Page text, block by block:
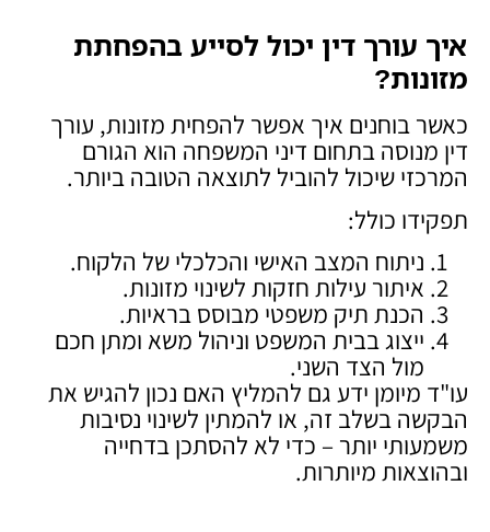
איך עורך דין יכול לסייע בהפחתת
מזונות?
כאשר בוחנים איך אפשר להפחית מזונות, עורך
דין מנוסה בתחום דיני המשפחה הוא הגורם
המרכזי שיכול להוביל לתוצאה הטובה ביותר.
תפקידו כולל:
ניתוח המצב האישי והכלכלי של הלקוח.
איתור עילות חזקות לשינוי מזונות.
הכנת תיק משפטי מבוסס בראיות.
ייצוג בבית המשפט וניהול משא ומתן חכם
מול הצד השני.
עו"ד מיומן ידע גם להמליץ האם נכון להגיש את
הבקשה בשלב זה, או להמתין לשינוי נסיבות
משמעותי יותר – כדי לא להסתכן בדחייה
ובהוצאות מיותרות.